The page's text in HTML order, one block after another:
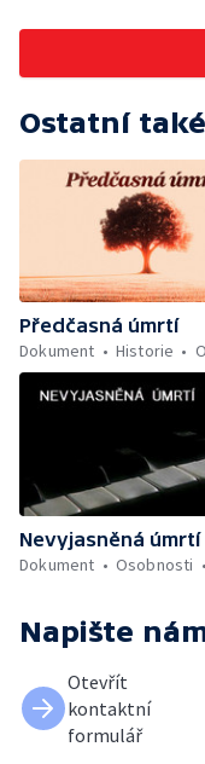
Ostatní
Předčasná úmrtí
Dokument
Historie
Nevyjasněná úmrtí
Dokument
Osobnosti
Napište
Otevřít
kontaktní
formulář